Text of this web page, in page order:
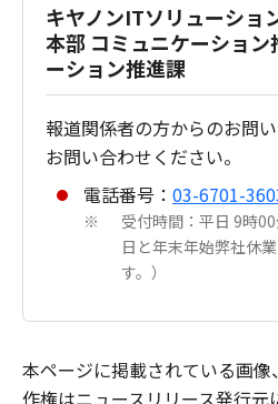
キヤノンITソリューシ
本部 コミュニケーショ
ーション推進課
報道関係者の方からのお問
お問い合わせください。
電話番号： 03-6701-
※
受付時間：平日 9時
日と年末年始弊社休
す。）
本ページに掲載されている画
作権はニュースリリース発行元